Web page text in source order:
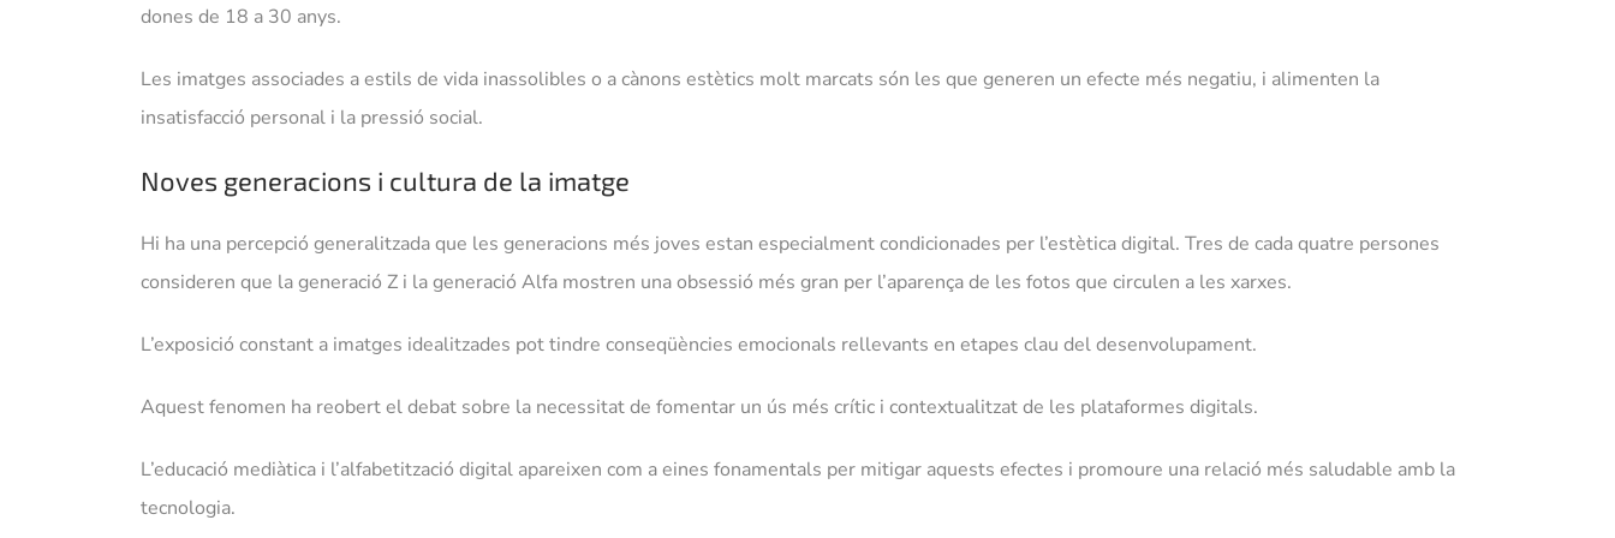
dones de 18 a 30 anys.
Les imatges associades a estils de vida inassolibles o a cànons estètics molt marcats són les que generen un efecte més negatiu, i alimenten la
insatisfacció personal i la pressió social.
Noves generacions i cultura de la imatge
Hi ha una percepció generalitzada que les generacions més joves estan especialment condicionades per l’estètica digital. Tres de cada quatre persones
consideren que la generació Z i la generació Alfa mostren una obsessió més gran per l’aparença de les fotos que circulen a les xarxes.
L’exposició constant a imatges idealitzades pot tindre conseqüències emocionals rellevants en etapes clau del desenvolupament.
Aquest fenomen ha reobert el debat sobre la necessitat de fomentar un ús més crític i contextualitzat de les plataformes digitals.
L’educació mediàtica i l’alfabetització digital apareixen com a eines fonamentals per mitigar aquests efectes i promoure una relació més saludable amb la
tecnologia.